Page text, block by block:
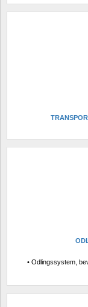
• Odlingssystem,